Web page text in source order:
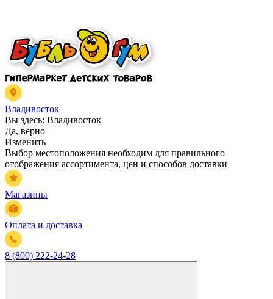
Владивосток
Вы здесь: Владивосток
Да, верно
Изменить
Выбор местоположения необходим для правильного
отображения ассортимента, цен и способов доставки
Магазины
Оплата и доставка
8 (800) 222-24-28